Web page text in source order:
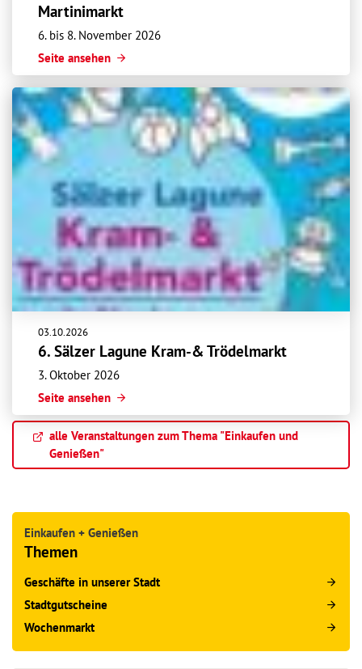
Martinimarkt
6. bis 8. November 2026
Seite ansehen
03.10.2026
6. Sälzer Lagune Kram-& Trödelmarkt
3. Oktober 2026
Seite ansehen
alle Veranstaltungen zum Thema "Einkaufen und
Genießen"
Einkaufen + Genießen
Themen
Geschäfte in unserer Stadt
Stadtgutscheine
Wochenmarkt